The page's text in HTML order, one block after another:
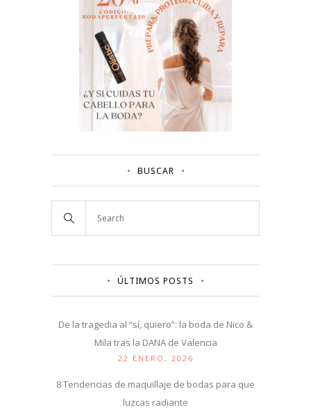
BUSCAR
ÚLTIMOS POSTS
De la tragedia al “sí, quiero”: la boda de Nico &
Mila tras la DANA de Valencia
22 ENERO, 2026
8 Tendencias de maquillaje de bodas para que
luzcas radiante